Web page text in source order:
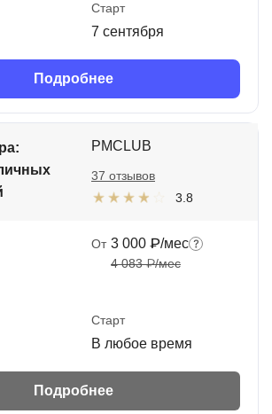
Старт
7 сентября
Подробнее
PMCLUB
3.8
37 отзывов
От 3 000 ₽/мес
4 083 ₽/мес
Старт
В любое время
Подробнее